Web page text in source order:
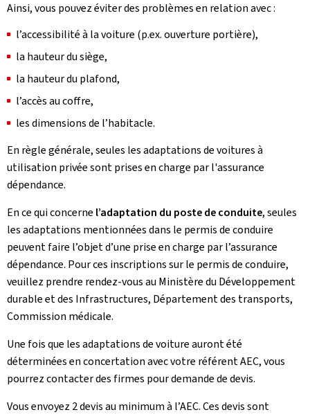
Ainsi, vous pouvez éviter des problèmes en relation avec :
l’accessibilité à la voiture (p.ex. ouverture portière),
la hauteur du siège,
la hauteur du plafond,
l’accès au coffre,
les dimensions de l’habitacle.
En règle générale, seules les adaptations de voitures à
utilisation privée sont prises en charge par l'assurance
dépendance.
En ce qui concerne l’adaptation du poste de conduite, seules
les adaptations mentionnées dans le permis de conduire
peuvent faire l’objet d’une prise en charge par l’assurance
dépendance. Pour ces inscriptions sur le permis de conduire,
veuillez prendre rendez-vous au Ministère du Développement
durable et des Infrastructures, Département des transports,
Commission médicale.
Une fois que les adaptations de voiture auront été
déterminées en concertation avec votre référent AEC, vous
pourrez contacter des firmes pour demande de devis.
Vous envoyez 2 devis au minimum à l’AEC. Ces devis sont